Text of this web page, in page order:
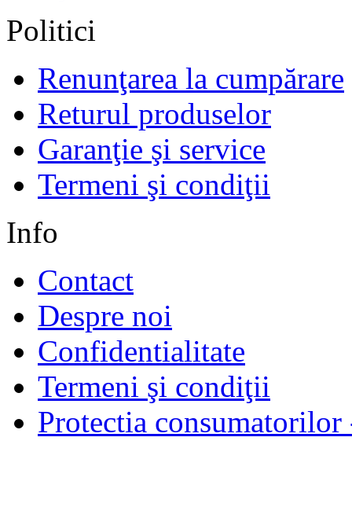
Politici
Renunţarea la cumpărare
Returul produselor
Garanţie şi service
Termeni şi condiţii
Info
Contact
Despre noi
Confidentialitate
Termeni şi condiţii
Protectia